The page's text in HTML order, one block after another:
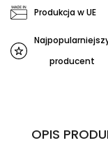
Produkcja w UE
producent
OPIS